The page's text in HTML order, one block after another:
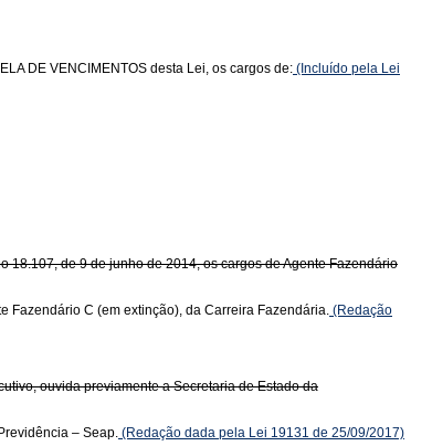
DE VENCIMENTOS desta Lei, os cargos de: (Incluído pela Lei
18.107, de 9 de junho de 2014, os cargos de Agente Fazendário
Fazendário C (em extinção), da Carreira Fazendária. (Redação
ouvida previamente a Secretaria de Estado da
– Seap. (Redação dada pela Lei 19131 de 25/09/2017)